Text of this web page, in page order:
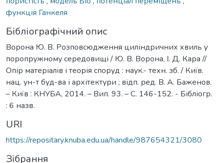
функція Ганкеля
Бібліографічний опис
Ворона Ю. В. Розповсюдження циліндричних хвиль у
поропружному середовищі / Ю. В. Ворона, І. Д. Кара //
Опір матеріалів і теорія споруд : наук.- техн. зб. / Київ.
нац. ун-т буд-ва і архітектури ; відп. ред. В. А. Баженов.
– Київ : КНУБА, 2014. – Вип. 93. – С. 146-152. - Бібліогр.
: 6 назв.
URI
https://repositary.knuba.edu.ua/handle/987654321/3080
Зібрання